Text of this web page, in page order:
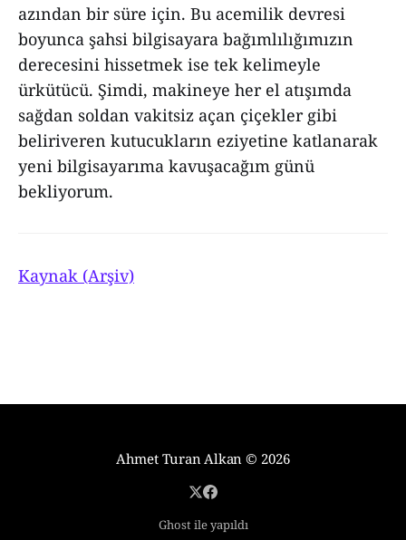
azından bir süre için. Bu acemilik devresi
boyunca şahsi bilgisayara bağımlılığımızın
derecesini hissetmek ise tek kelimeyle
ürkütücü. Şimdi, makineye her el atışımda
sağdan soldan vakitsiz açan çiçekler gibi
beliriveren kutucukların eziyetine katlanarak
yeni bilgisayarıma kavuşacağım günü
bekliyorum.
Kaynak (Arşiv)
Ahmet Turan Alkan © 2026
Ghost ile yapıldı